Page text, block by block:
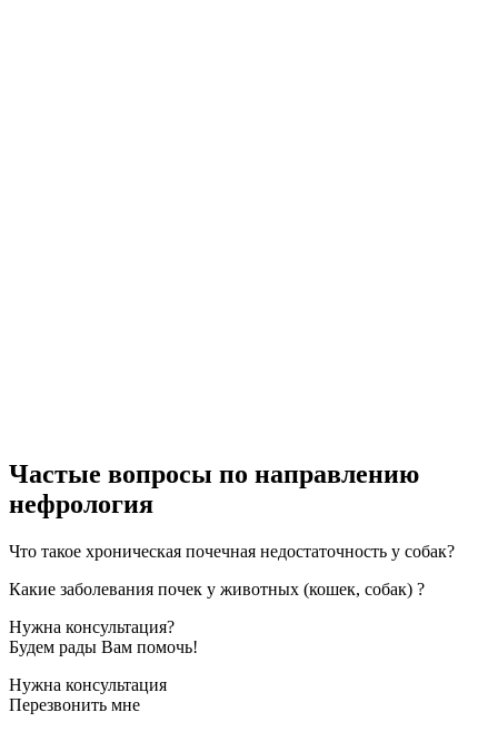
Частые вопросы по направлению
нефрология
Что такое хроническая почечная недостаточность у собак?
Какие заболевания почек у животных (кошек, собак) ?
Нужна консультация?
Будем рады Вам помочь!
Нужна консультация
Перезвонить мне